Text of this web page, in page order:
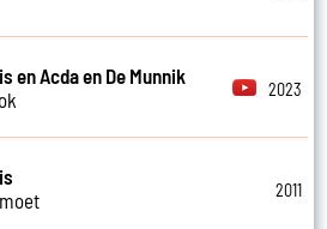
en Acda en De Munnik
2023
2011